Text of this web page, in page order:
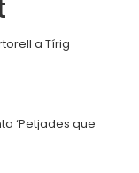
a Tírig
‘Petjades que